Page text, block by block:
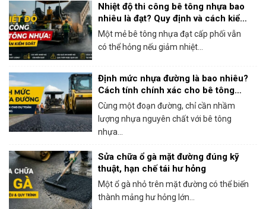
Nhiệt độ thi công bê tông nhựa bao
nhiêu là đạt? Quy định và cách kiểm
soát thực tế
Một mẻ bê tông nhựa đạt cấp phối vẫn
có thể hỏng nếu giảm nhiệt...
Định mức nhựa đường là bao nhiêu?
Cách tính chính xác cho bê tông
nhựa nóng
Cùng một đoạn đường, chỉ cần nhầm
lượng nhựa nguyên chất với bê tông
nhựa...
Sửa chữa ổ gà mặt đường đúng kỹ
thuật, hạn chế tái hư hỏng
Một ổ gà nhỏ trên mặt đường có thể biến
thành mảng hư hỏng lớn...